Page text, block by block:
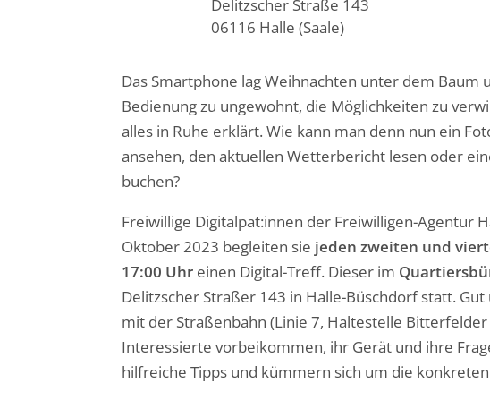
Delitzscher Straße 143
06116 Halle (Saale)
Das Smartphone lag Weihnachten unter dem Baum
Bedienung zu ungewohnt, die Möglichkeiten zu
alles in Ruhe erklärt. Wie kann man denn nun ein
ansehen, den aktuellen Wetterbericht lesen oder
buchen?
Freiwillige Digitalpat:innen der Freiwilligen-Agentur
Oktober 2023 begleiten sie jeden zweiten und
17:00 Uhr einen Digital-Treff. Dieser im
Delitzscher Straßer 143 in Halle-Büschdorf statt.
mit der Straßenbahn (Linie 7, Haltestelle
Interessierte vorbeikommen, ihr Gerät und ihre
hilfreiche Tipps und kümmern sich um die